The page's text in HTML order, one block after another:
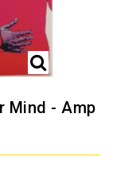
Mind - Amp